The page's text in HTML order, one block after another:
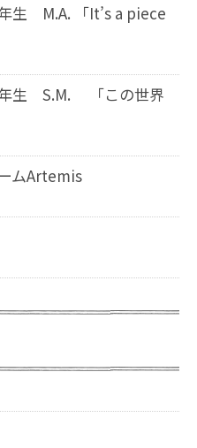
生 M.A. 「It’s a piece
生 S.M. 「この世界
ムArtemis